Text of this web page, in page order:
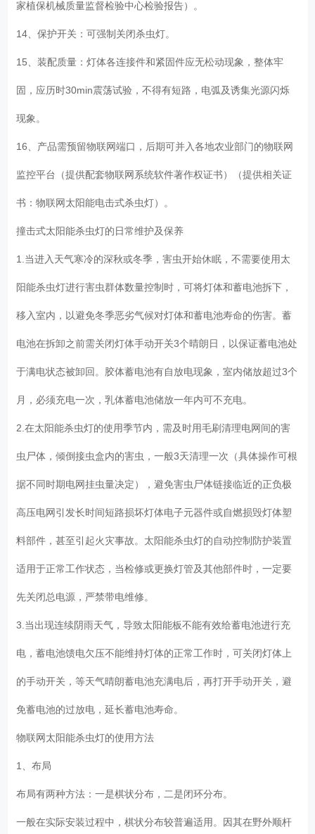
家植保机械质量监督检验中心检验报告）。
14、保护开关：可强制关闭杀虫灯。
15、装配质量：灯体各连接件和紧固件应无松动现象，整体牢
固，应历时30min震荡试验，不得有短路，电弧及诱集光源闪烁
现象。
16、产品需预留物联网端口，后期可并入各地农业部门的物联网
监控平台（提供配套物联网系统软件著作权证书）（提供相关证
书：物联网太阳能电击式杀虫灯）。
撞击式太阳能杀虫灯的日常维护及保养
1.当进入天气寒冷的深秋或冬季，害虫开始休眠，不需要使用太
阳能杀虫灯进行害虫群体数量控制时，可将灯体和蓄电池拆下，
移入室内，以避免冬季恶劣气候对灯体和蓄电池寿命的伤害。蓄
电池在拆卸之前需关闭灯体手动开关3个晴朗日，以保证蓄电池处
于满电状态被卸回。胶体蓄电池有自放电现象，室内储放超过3个
月，必须充电一次，乳体蓄电池储放一年内可不充电。
2.在太阳能杀虫灯的使用季节内，需及时用毛刷清理电网间的害
虫尸体，倾倒接虫盒内的害虫，一般3天清理一次（具体操作可根
据不同时期电网挂虫量决定），避免害虫尸体链接临近的正负极
高压电网引发长时间短路损坏灯体电子元器件或自燃损毁灯体塑
料部件，甚至引起火灾事故。太阳能杀虫灯的自动控制防护装置
适用于正常工作状态，当检修或更换灯管及其他部件时，一定要
先关闭总电源，严禁带电维修。
3.当出现连续阴雨天气，导致太阳能板不能有效给蓄电池进行充
电，蓄电池馈电欠压不能维持灯体的正常工作时，可关闭灯体上
的手动开关，等天气晴朗蓄电池充满电后，再打开手动开关，避
免蓄电池的过放电，延长蓄电池寿命。
物联网太阳能杀虫灯的使用方法
1、布局
布局有两种方法：一是棋状分布，二是闭环分布。
一般在实际安装过程中，棋状分布较普遍适用。因其在野外顺杆